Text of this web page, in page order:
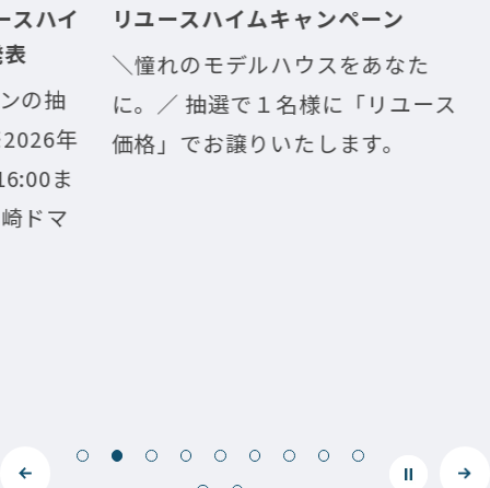
イ
年
ま
リユースハイムキャンペーン
＼憧れのモデルハウスをあなた
に。／ 抽選で１名様に「リユース
価格」でお譲りいたします。
新